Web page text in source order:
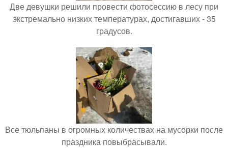
Две девушки решили провести фотосессию в лесу при
экстремально низких температурах, достигавших - 35
градусов.
Все тюльпаны в огромных количествах на мусорки после
праздника повыбрасывали.